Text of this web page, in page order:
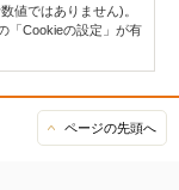
値ではありません)。
「Cookieの設定」が有
ページの先頭へ